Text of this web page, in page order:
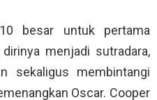
besar untuk pertama
menjadi sutradara,
sekaligus membintangi
Oscar. Cooper